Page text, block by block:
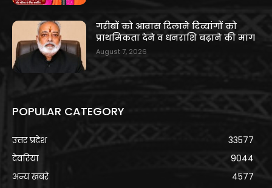
गरीबों को आवास दिलाने दिव्यांगों को
प्राथमिकता देने व धनराशि बढ़ाने की मांग
August 7, 2026
POPULAR CATEGORY
उत्तर प्रदेश
33577
देवरिया
9044
अन्य खबरे
4577